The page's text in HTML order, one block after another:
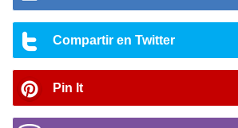
Compartir en Twitter
Pin It